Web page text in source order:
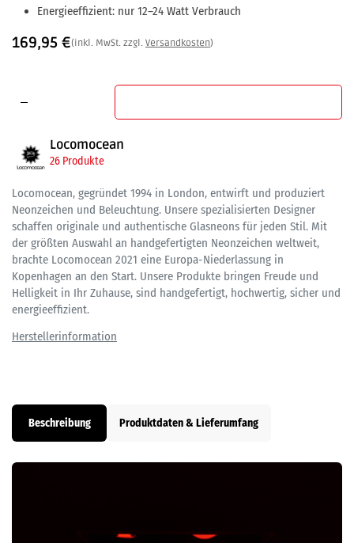
Energieeffizient: nur 12–24 Watt Verbrauch
169,95 €(inkl. MwSt. zzgl. Versandkosten)
Locomocean
26 Produkte
Locomocean, gegründet 1994 in London, entwirft und produziert
Neonzeichen und Beleuchtung. Unsere spezialisierten Designer
schaffen originale und authentische Glasneons für jeden Stil. Mit
der größten Auswahl an handgefertigten Neonzeichen weltweit,
brachte Locomocean 2021 eine Europa-Niederlassung in
Kopenhagen an den Start. Unsere Produkte bringen Freude und
Helligkeit in Ihr Zuhause, sind handgefertigt, hochwertig, sicher und
energieeffizient.
Beschreibung Produktdaten & Lieferumfang